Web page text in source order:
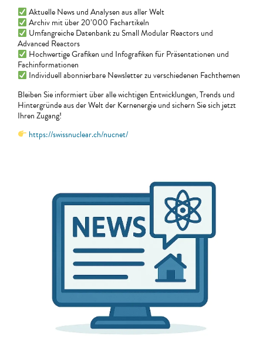
Aktuelle News und Analysen aus aller Welt
Archiv mit über 20’000 Fachartikeln
Umfangreiche Datenbank zu Small Modular Reactors und
Advanced Reactors
Hochwertige Grafiken und Infografiken für Präsentationen und
Fachinformationen
Individuell abonnierbare Newsletter zu verschiedenen Fachthemen
Bleiben Sie informiert über alle wichtigen Entwicklungen, Trends und
Hintergründe aus der Welt der Kernenergie und sichern Sie sich jetzt
Ihren Zugang!
https://swissnuclear.ch/nucnet/